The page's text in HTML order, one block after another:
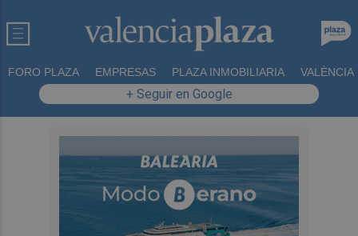
FORO PLAZA EMPRESAS PLAZA INMOBILIARIA VALÈNCIA
+ Seguir en Google